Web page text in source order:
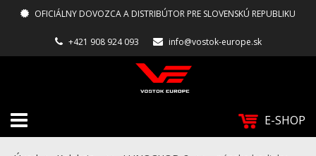
OFICIÁLNY DOVOZCA A DISTRIBÚTOR PRE SLOVENSKÚ REPUBLIKU
+421 908 924 093 info@vostok-europe.sk
E-SHOP